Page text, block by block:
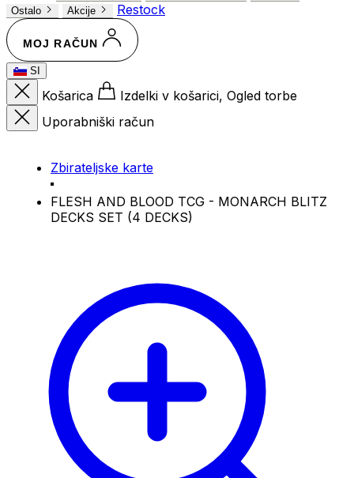
Ostalo
Akcije Restock
MOJ RAČUN
SI
Košarica
Izdelki v košarici, Ogled torbe
Uporabniški račun
Zbirateljske karte
FLESH AND BLOOD TCG - MONARCH BLITZ
DECKS SET (4 DECKS)